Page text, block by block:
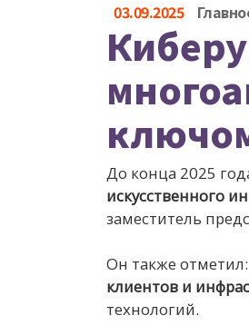
03.09.2025
До конца 2025
искусственного
заместитель
Он также отметил:
клиентов и
технологий.